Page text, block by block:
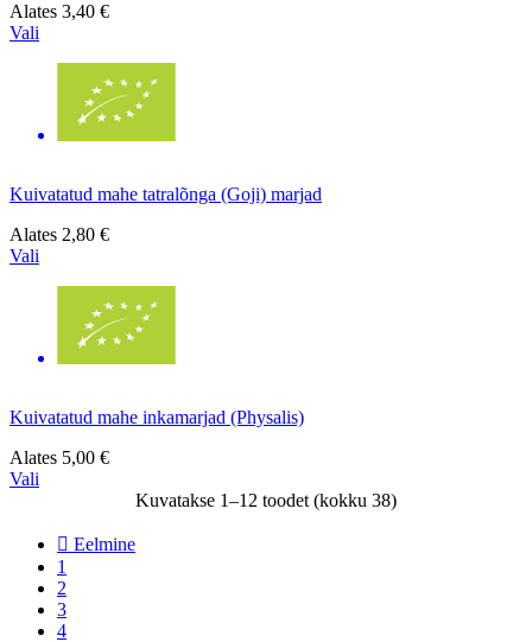
Alates 3,40 €
Vali
Kuivatatud mahe tatralõnga (Goji) marjad
Alates 2,80 €
Vali
Kuivatatud mahe inkamarjad (Physalis)
Alates 5,00 €
Vali
Kuvatakse 1–12 toodet (kokku 38)
 Eelmine
1
2
3
4